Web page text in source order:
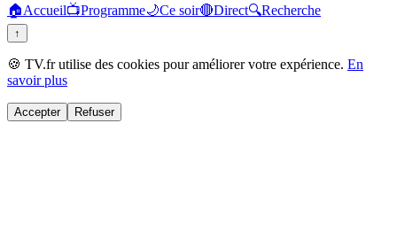
🏠Accueil📺Programme🌙Ce soir🔴Direct🔍Recherche
↑
🍪 TV.fr utilise des cookies pour améliorer votre expérience. En
savoir plus
Accepter Refuser